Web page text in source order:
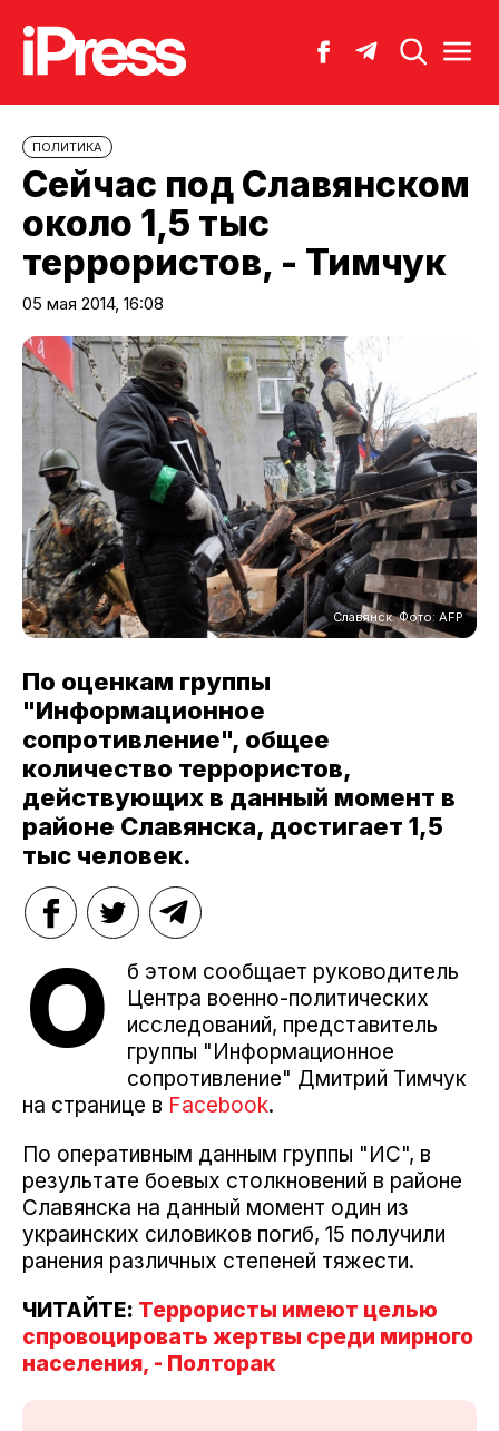
ПОЛИТИКА
Сейчас под Славянском
около 1,5 тыс
террористов, - Тимчук
05 мая 2014, 16:08
Славянск. Фото: AFP
По оценкам группы
"Информационное
сопротивление", общее
количество террористов,
действующих в данный момент в
районе Славянска, достигает 1,5
тыс человек.
О
б этом сообщает руководитель
Центра военно-политических
исследований, представитель
группы "Информационное
сопротивление" Дмитрий Тимчук
на странице в Facebook.
По оперативным данным группы "ИС", в
результате боевых столкновений в районе
Славянска на данный момент один из
украинских силовиков погиб, 15 получили
ранения различных степеней тяжести.
ЧИТАЙТЕ: Террористы имеют целью
спровоцировать жертвы среди мирного
населения, - Полторак